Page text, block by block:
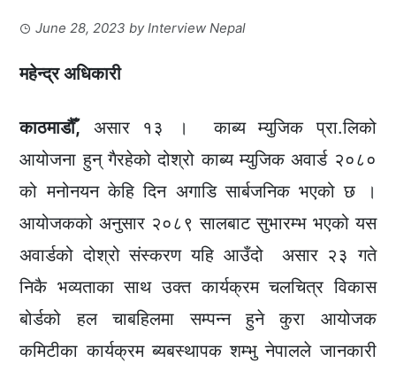
June 28, 2023 byInterview Nepal
महेन्द्र अधिकारी
काठमाडौँ, असार १३ । काब्य म्युजिक प्रा.लिको
आयोजना हुन् गैरहेको दोश्रो काब्य म्युजिक अवार्ड २०८०
को मनोनयन केहि दिन अगाडि सार्बजनिक भएको छ ।
आयोजकको अनुसार २०८९ सालबाट सुभारम्भ भएको यस
अवार्डको दोश्रो संस्करण यहि आउँदो असार २३ गते
निकै भव्यताका साथ उक्त कार्यक्रम चलचित्र विकास
बोर्डको हल चाबहिलमा सम्पन्न हुने कुरा आयोजक
कमिटीका कार्यक्रम ब्यबस्थापक शम्भु नेपालले जानकारी